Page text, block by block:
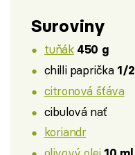
Suroviny
tuňák 450 g
chilli paprička 1/2
citronová šťáva
cibulová nať
koriandr